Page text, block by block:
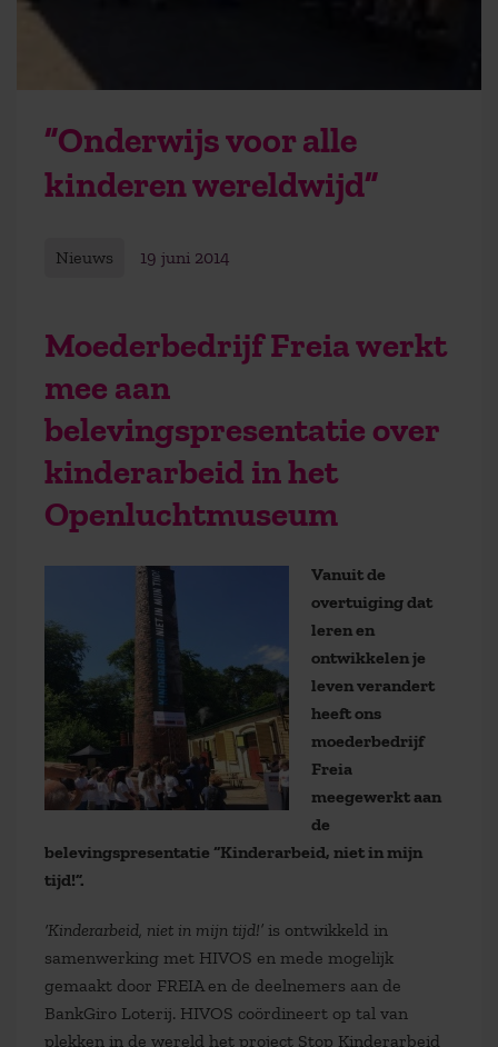
”Onderwijs voor alle
kinderen wereldwijd”
Nieuws 19 juni 2014
Moederbedrijf Freia werkt
mee aan
belevingspresentatie over
kinderarbeid in het
Openluchtmuseum
Vanuit de
overtuiging dat
leren en
ontwikkelen je
leven verandert
heeft ons
moederbedrijf
Freia
meegewerkt aan
de
belevingspresentatie “Kinderarbeid, niet in mijn
tijd!”.
‘Kinderarbeid, niet in mijn tijd!’ is ontwikkeld in
samenwerking met HIVOS en mede mogelijk
gemaakt door FREIA en de deelnemers aan de
BankGiro Loterij. HIVOS coördineert op tal van
plekken in de wereld het project Stop Kinderarbeid